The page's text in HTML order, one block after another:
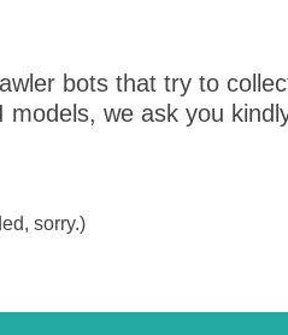
bots that try to
models, we ask you
sorry.)